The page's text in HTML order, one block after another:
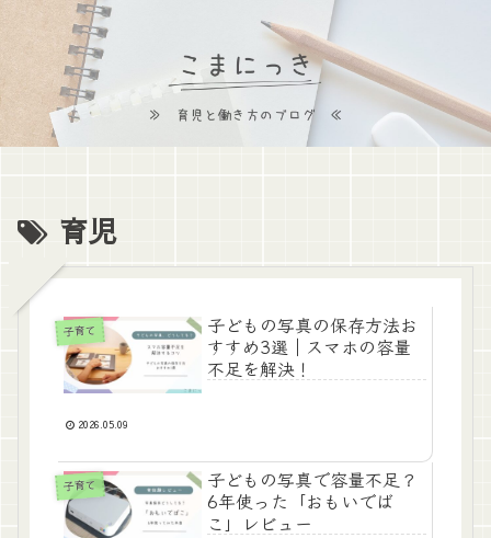
育児
子育て
子どもの写真の保存方法お
すすめ3選｜スマホの容量
不足を解決！
2026.05.09
子育て
子どもの写真で容量不足？
6年使った「おもいでば
こ」レビュー